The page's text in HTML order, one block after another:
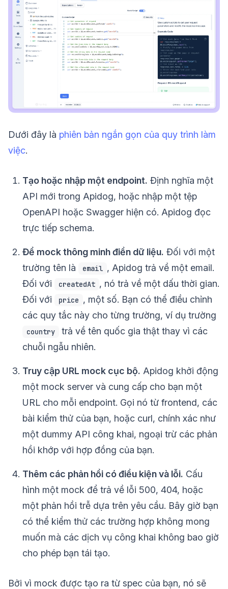
Dưới đây là phiên bản ngắn gọn của quy trình làm
việc.
Tạo hoặc nhập một endpoint. Định nghĩa một
API mới trong Apidog, hoặc nhập một tệp
OpenAPI hoặc Swagger hiện có. Apidog đọc
trực tiếp schema.
Để mock thông minh điền dữ liệu. Đối với một
trường tên là
email , Apidog trả về một email.
Đối với
createdAt , nó trả về một dấu thời gian.
Đối với
price , một số. Bạn có thể điều chỉnh
các quy tắc này cho từng trường, ví dụ trường
country
trả về tên quốc gia thật thay vì các
chuỗi ngẫu nhiên.
Truy cập URL mock cục bộ. Apidog khởi động
một mock server và cung cấp cho bạn một
URL cho mỗi endpoint. Gọi nó từ frontend, các
bài kiểm thử của bạn, hoặc curl, chính xác như
một dummy API công khai, ngoại trừ các phản
hồi khớp với hợp đồng của bạn.
Thêm các phản hồi có điều kiện và lỗi. Cấu
hình một mock để trả về lỗi 500, 404, hoặc
một phản hồi trễ dựa trên yêu cầu. Bây giờ bạn
có thể kiểm thử các trường hợp không mong
muốn mà các dịch vụ công khai không bao giờ
cho phép bạn tái tạo.
Bởi vì mock được tạo ra từ spec của bạn, nó sẽ